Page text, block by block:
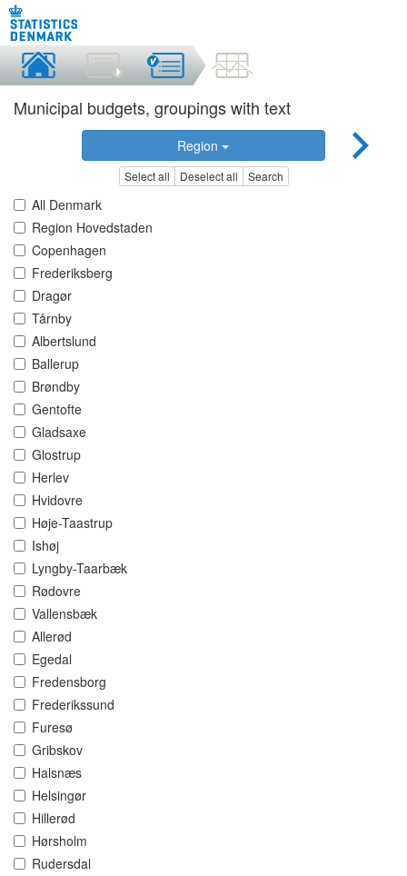
Municipal budgets, groupings with text
Region
Select all Deselect all Search
All Denmark
Region Hovedstaden
Copenhagen
Frederiksberg
Dragør
Tårnby
Albertslund
Ballerup
Brøndby
Gentofte
Gladsaxe
Glostrup
Herlev
Hvidovre
Høje-Taastrup
Ishøj
Lyngby-Taarbæk
Rødovre
Vallensbæk
Allerød
Egedal
Fredensborg
Frederikssund
Furesø
Gribskov
Halsnæs
Helsingør
Hillerød
Hørsholm
Rudersdal